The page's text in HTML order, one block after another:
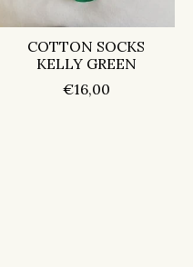
COTTON SOCKS
KELLY GREEN
€16,00